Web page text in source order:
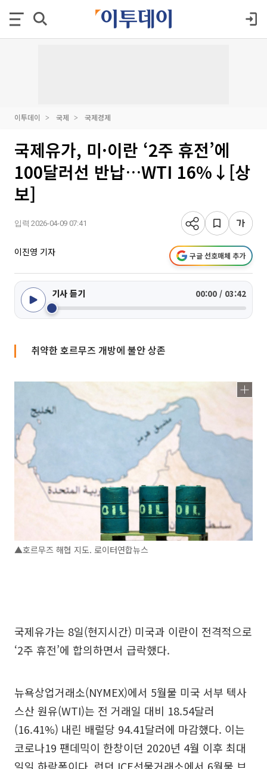
이투데이 국제 국제경제
국제유가, 미·이란 ‘2주 휴전’에
100달러선 반납…WTI 16%↓[상
보]
입력 2026-04-09 07:41
이진영 기자 구글 선호매체 추가
기사 듣기 00:00 / 03:42
취약한 호르무즈 개방에 불안 상존
▲호르무즈 해협 지도. 로이터연합뉴스
국제유가는 8일(현지시간) 미국과 이란이 전격적으로
‘2주 휴전’에 합의하면서 급락했다.
뉴욕상업거래소(NYMEX)에서 5월물 미국 서부 텍사
스산 원유(WTI)는 전 거래일 대비 18.54달러
(16.41%) 내린 배럴당 94.41달러에 마감했다. 이는
코로나19 팬데믹이 한창이던 2020년 4월 이후 최대
일일 하락폭이다. 런던 ICE선물거래소에서 6월물 브